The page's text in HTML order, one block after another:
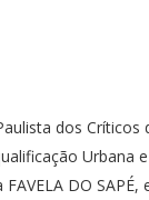
dos
Urbana
DO SAPÉ,